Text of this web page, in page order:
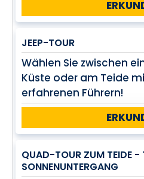
JEEP-TOUR
Wählen Sie zwischen
Küste oder am Teide
erfahrenen Führern!
QUAD-TOUR ZUM TEIDE -
SONNENUNTERGANG